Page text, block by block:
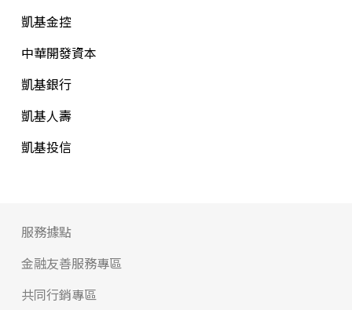
凱基金控
中華開發資本
凱基銀行
凱基人壽
凱基投信
服務據點
金融友善服務專區
共同行銷專區